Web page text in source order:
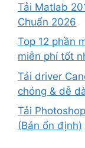
Tải Matlab
Chuẩn 2026
Top 12 phần
miễn phí tốt
Tải driver
chóng & dễ
Tải
(Bản ổn định)